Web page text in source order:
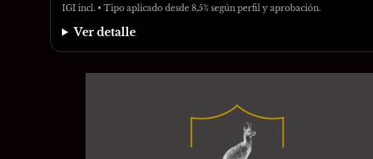
IGI incl. • Tipo aplicado desde 8,5% según perfil y aprobación.
Ver detalle